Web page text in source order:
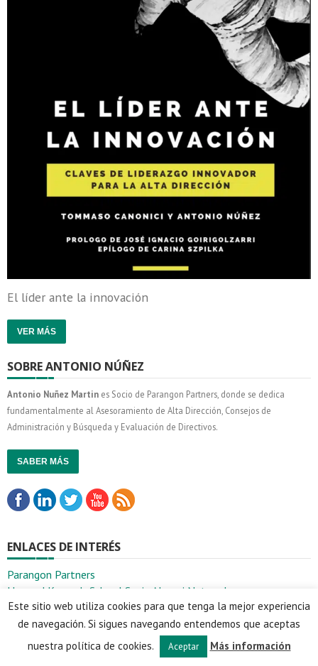
El líder ante la innovación
VER MÁS
SOBRE ANTONIO NÚÑEZ
Antonio Nuñez Martin es Socio de Parangon Partners, donde se dedica
fundamentalmente al Asesoramiento de Alta Dirección, Consejos de
Administración y Búsqueda y Evaluación de Directivos.
SABER MÁS
ENLACES DE INTERÉS
Parangon Partners
Harvard Kennedy School Spain Alumni Network
Foro de Liderazgo
España S.L.
Este sitio web utiliza cookies para que tenga la mejor experiencia
de navegación. Si sigues navegando entendemos que aceptas
nuestra política de cookies.
Aceptar Más información